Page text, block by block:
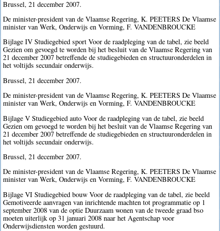
Brussel, 21 december 2007.
De minister-president van de Vlaamse Regering, K. PEETERS De Vlaamse
minister van Werk, Onderwijs en Vorming, F. VANDENBROUCKE
Bijlage IV Studiegebied sport Voor de raadpleging van de tabel, zie beeld
Gezien om gevoegd te worden bij het besluit van de Vlaamse Regering van
21 december 2007 betreffende de studiegebieden en structuuronderdelen in
het voltijds secundair onderwijs.
Brussel, 21 december 2007.
De minister-president van de Vlaamse Regering, K. PEETERS De Vlaamse
minister van Werk, Onderwijs en Vorming, F. VANDENBROUCKE
Bijlage V Studiegebied auto Voor de raadpleging van de tabel, zie beeld
Gezien om gevoegd te worden bij het besluit van de Vlaamse Regering van
21 december 2007 betreffende de studiegebieden en structuuronderdelen in
het voltijds secundair onderwijs.
Brussel, 21 december 2007.
De minister-president van de Vlaamse Regering, K. PEETERS De Vlaamse
minister van Werk, Onderwijs en Vorming, F. VANDENBROUCKE
Bijlage VI Studiegebied bouw Voor de raadpleging van de tabel, zie beeld
Gemotiveerde aanvragen van inrichtende machten tot programmatie op 1
september 2008 van de optie Duurzaam wonen van de tweede graad bso
moeten uiterlijk op 31 januari 2008 naar het Agentschap voor
Onderwijsdiensten worden gestuurd.